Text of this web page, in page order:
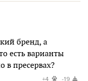
бренд, а
есть варианты
в пресервах?
+4 -19